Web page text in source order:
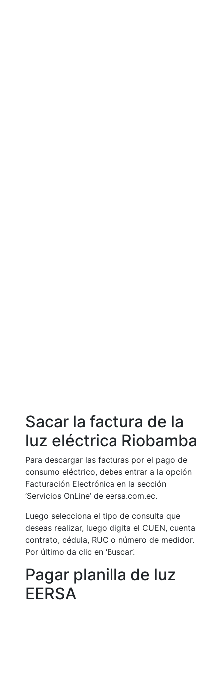
Sacar la factura de la
luz eléctrica Riobamba
Para descargar las facturas por el pago de
consumo eléctrico, debes entrar a la opción
Facturación Electrónica en la sección
‘Servicios OnLine’ de eersa.com.ec.
Luego selecciona el tipo de consulta que
deseas realizar, luego digita el CUEN, cuenta
contrato, cédula, RUC o número de medidor.
Por último da clic en ‘Buscar’.
Pagar planilla de luz
EERSA